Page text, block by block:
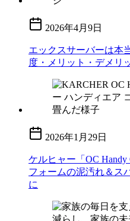
2026年4月9日
エックスサーバーは本
度・メリット・デメリ
2026年1月29日
ケルヒャー「OC
フォームの泥汚れ＆ス
に